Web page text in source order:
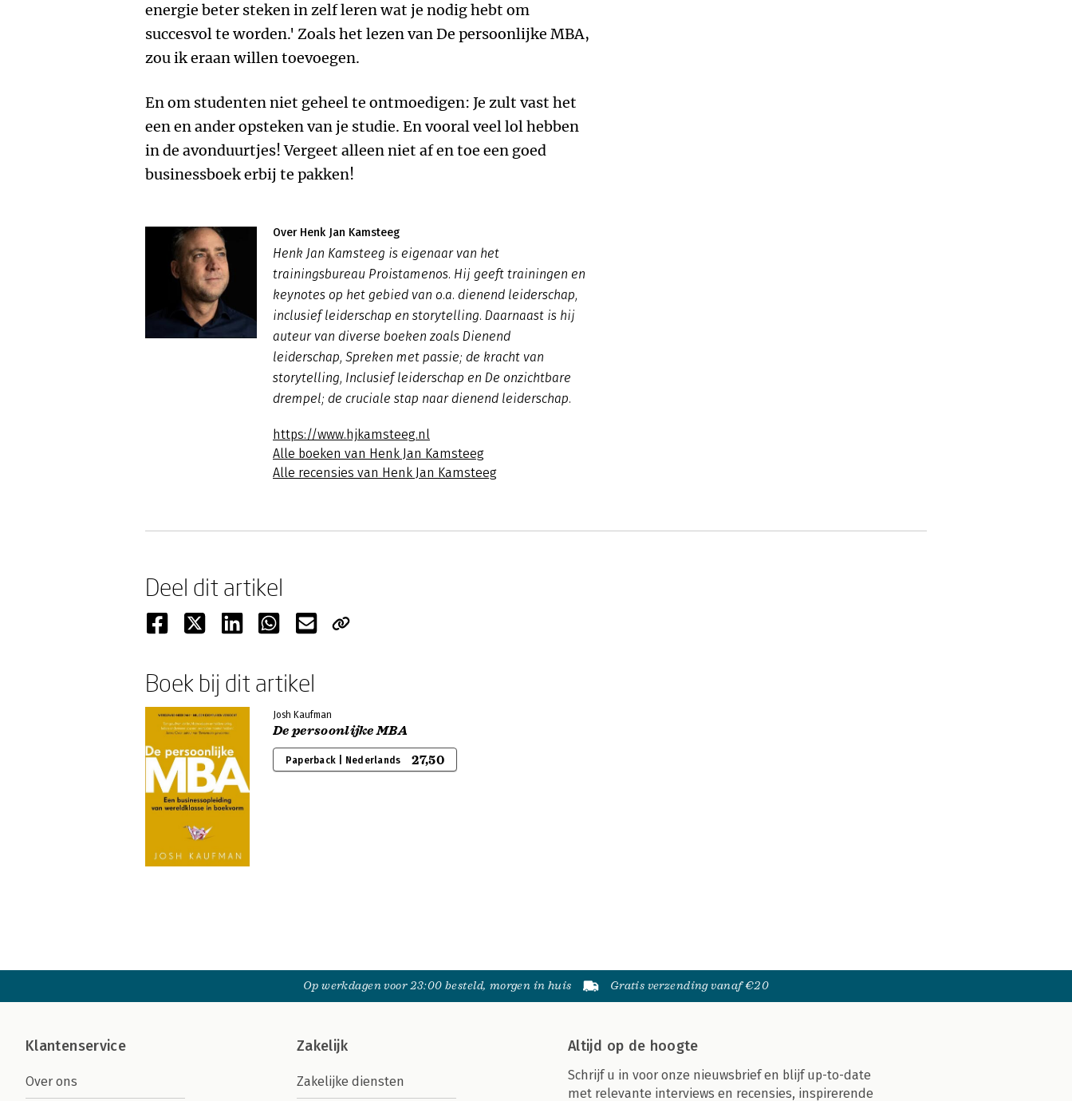
energie beter steken in zelf leren wat je nodig hebt om
succesvol te worden.' Zoals het lezen van De persoonlijke MBA,
zou ik eraan willen toevoegen.
En om studenten niet geheel te ontmoedigen: Je zult vast het
een en ander opsteken van je studie. En vooral veel lol hebben
in de avonduurtjes! Vergeet alleen niet af en toe een goed
businessboek erbij te pakken!
Over Henk Jan Kamsteeg
Henk Jan Kamsteeg is eigenaar van het
trainingsbureau Proistamenos. Hij geeft trainingen en
keynotes op het gebied van o.a. dienend leiderschap,
inclusief leiderschap en storytelling. Daarnaast is hij
auteur van diverse boeken zoals Dienend
leiderschap, Spreken met passie; de kracht van
storytelling, Inclusief leiderschap en De onzichtbare
drempel; de cruciale stap naar dienend leiderschap.
https://www.hjkamsteeg.nl
Alle boeken van Henk Jan Kamsteeg
Alle recensies van Henk Jan Kamsteeg
Deel dit artikel
Boek bij dit artikel
Josh Kaufman
De persoonlijke MBA
Paperback | Nederlands 27,50
Op werkdagen voor 23:00 besteld, morgen in huis Gratis verzending vanaf €20
Klantenservice
Over ons
Zakelijk
Zakelijke diensten
Altijd op de hoogte
Schrijf u in voor onze nieuwsbrief en blijf up-to-date
met relevante interviews en recensies, inspirerende